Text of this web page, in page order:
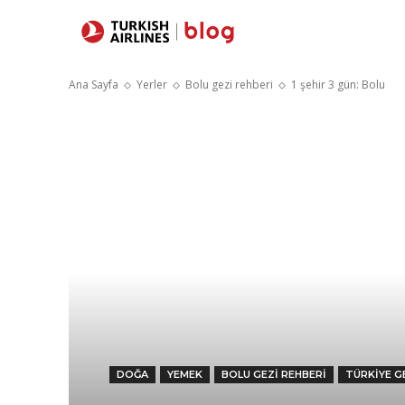
Ana Sayfa Yerler Bolu gezi rehberi 1 şehir 3 gün: Bolu
DOĞA YEMEK BOLU GEZI REHBERI TÜRKIYE